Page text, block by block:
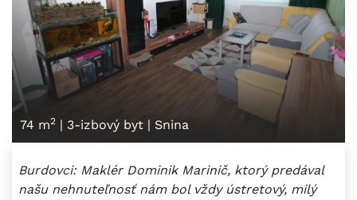
74 m2 | 3-izbový byt | Snina
Burdovci: Maklér Dominik Marinič, ktorý predával
našu nehnuteľnosť nám bol vždy ústretový, milý